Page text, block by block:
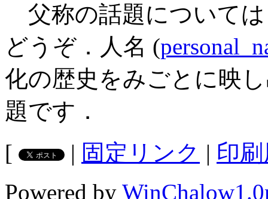
父称の話題について
どうぞ．人名 (
化の歴史をみごとに映
題です．
[
| 固定リンク | 印
Powered by